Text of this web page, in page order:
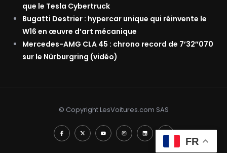
que le Tesla Cybertruck
Bugatti Destrier : hypercar unique qui réinvente le
W16 en œuvre d’art mécanique
Mercedes-AMG CLA 45 : chrono record de 7’32″070
sur le Nürburgring (vidéo)
© Copyright LesVoitures.com SAS
FR